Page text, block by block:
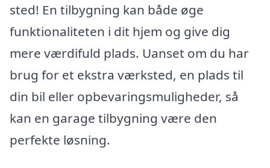
sted! En tilbygning kan både øge
funktionaliteten i dit hjem og give dig
mere værdifuld plads. Uanset om du har
brug for et ekstra værksted, en plads til
din bil eller opbevaringsmuligheder, så
kan en garage tilbygning være den
perfekte løsning.